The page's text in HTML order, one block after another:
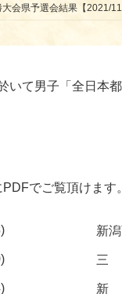
会県予選会結果【2021/11/
いて男子「全日本
でご覧頂けます。
新
三
新